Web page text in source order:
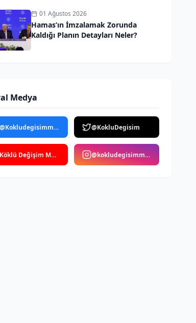
01 Ağustos 2026
Hamas’ın İmzalamak Zorunda
Kaldığı Planın Detayları Neler?
Medya
@Kokludegisimmedya @KokluDegisim
Köklü Değişim Medya @kokludegisimmedya